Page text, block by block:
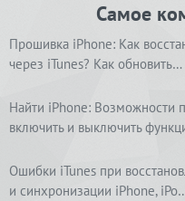
Самое
Прошивка iPhone: Как
через iTunes? Как обновить…
Найти iPhone: Возможности
включить и выключить
Ошибки iTunes при
и синхронизации iPhone,